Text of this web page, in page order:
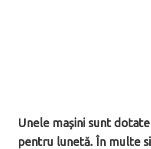
Unele mașini sunt
pentru lunetă. În multe